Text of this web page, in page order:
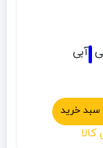
آبی
سبد خرید